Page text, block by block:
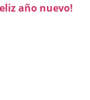
año nuevo!